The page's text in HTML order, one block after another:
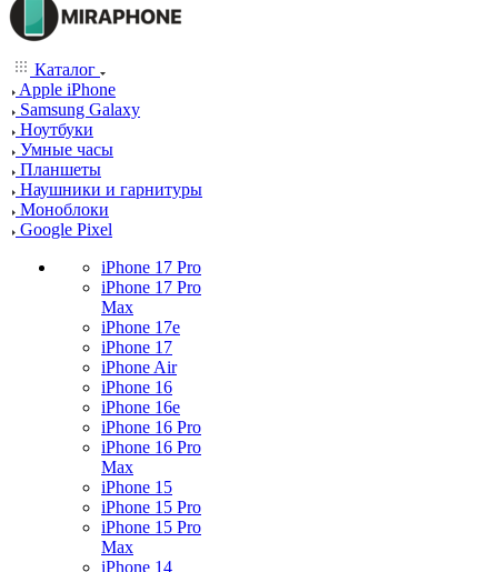
Каталог
Apple iPhone
Samsung Galaxy
Ноутбуки
Умные часы
Планшеты
Наушники и гарнитуры
Моноблоки
Google Pixel
iPhone 17 Pro
iPhone 17 Pro
Max
iPhone 17e
iPhone 17
iPhone Air
iPhone 16
iPhone 16e
iPhone 16 Pro
iPhone 16 Pro
Max
iPhone 15
iPhone 15 Pro
iPhone 15 Pro
Max
iPhone 14